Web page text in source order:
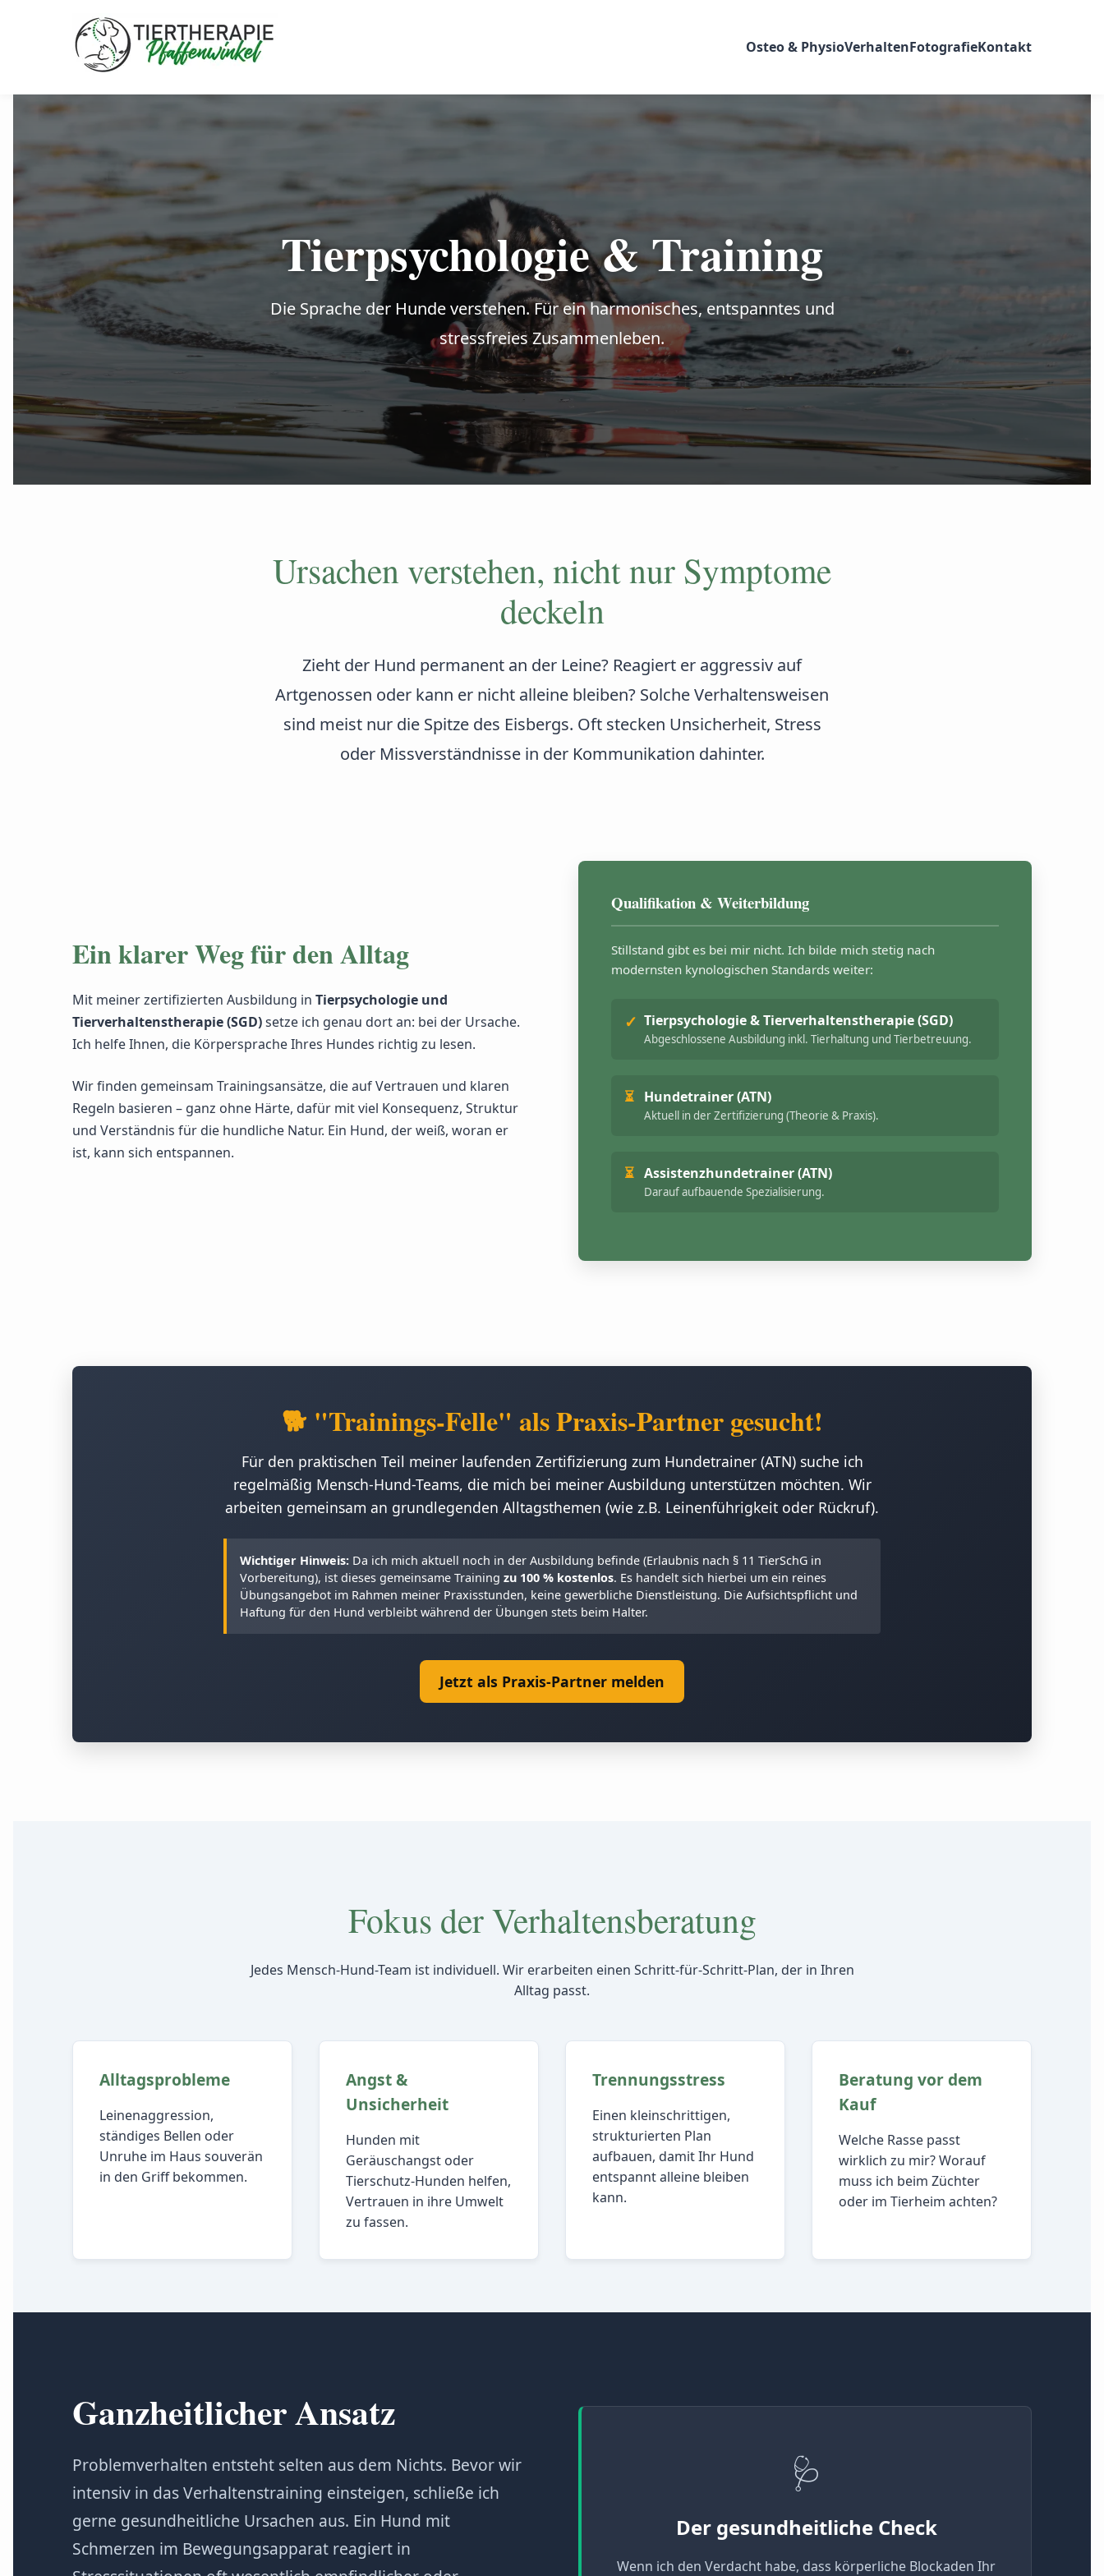
Osteo & PhysioVerhaltenFotografieKontakt
Tierpsychologie & Training
Die Sprache der Hunde verstehen. Für ein harmonisches, entspanntes und
stressfreies Zusammenleben.
Ursachen verstehen, nicht nur Symptome
deckeln
Zieht der Hund permanent an der Leine? Reagiert er aggressiv auf
Artgenossen oder kann er nicht alleine bleiben? Solche Verhaltensweisen
sind meist nur die Spitze des Eisbergs. Oft stecken Unsicherheit, Stress
oder Missverständnisse in der Kommunikation dahinter.
Ein klarer Weg für den Alltag
Mit meiner zertifizierten Ausbildung in Tierpsychologie und
Tierverhaltenstherapie (SGD)setze ich genau dort an: bei der Ursache.
Ich helfe Ihnen, die Körpersprache Ihres Hundes richtig zu lesen.
Wir finden gemeinsam Trainingsansätze, die auf Vertrauen und klaren
Regeln basieren – ganz ohne Härte, dafür mit viel Konsequenz, Struktur
und Verständnis für die hundliche Natur. Ein Hund, der weiß, woran er
ist, kann sich entspannen.
Qualifikation & Weiterbildung
Stillstand gibt es bei mir nicht. Ich bilde mich stetig nach
modernsten kynologischen Standards weiter:
Tierpsychologie & Tierverhaltenstherapie (SGD)
Abgeschlossene Ausbildung inkl. Tierhaltung und Tierbetreuung.
Hundetrainer (ATN)
Aktuell in der Zertifizierung (Theorie & Praxis).
Assistenzhundetrainer (ATN)
Darauf aufbauende Spezialisierung.
🐕 "Trainings-Felle" als Praxis-Partner gesucht!
Für den praktischen Teil meiner laufenden Zertifizierung zum Hundetrainer (ATN) suche ich
regelmäßig Mensch-Hund-Teams, die mich bei meiner Ausbildung unterstützen möchten. Wir
arbeiten gemeinsam an grundlegenden Alltagsthemen (wie z.B. Leinenführigkeit oder Rückruf).
Wichtiger Hinweis: Da ich mich aktuell noch in der Ausbildung befinde (Erlaubnis nach § 11 TierSchG in
Vorbereitung), ist dieses gemeinsame Training zu 100 % kostenlos. Es handelt sich hierbei um ein reines
Übungsangebot im Rahmen meiner Praxisstunden, keine gewerbliche Dienstleistung. Die Aufsichtspflicht und
Haftung für den Hund verbleibt während der Übungen stets beim Halter.
Jetzt als Praxis-Partner melden
Fokus der Verhaltensberatung
Jedes Mensch-Hund-Team ist individuell. Wir erarbeiten einen Schritt-für-Schritt-Plan, der in Ihren
Alltag passt.
Alltagsprobleme
Leinenaggression,
ständiges Bellen oder
Unruhe im Haus souverän
in den Griff bekommen.
Angst &
Unsicherheit
Hunden mit
Geräuschangst oder
Tierschutz-Hunden helfen,
Vertrauen in ihre Umwelt
zu fassen.
Trennungsstress
Einen kleinschrittigen,
strukturierten Plan
aufbauen, damit Ihr Hund
entspannt alleine bleiben
kann.
Beratung vor dem
Kauf
Welche Rasse passt
wirklich zu mir? Worauf
muss ich beim Züchter
oder im Tierheim achten?
Ganzheitlicher Ansatz
Problemverhalten entsteht selten aus dem Nichts. Bevor wir
intensiv in das Verhaltenstraining einsteigen, schließe ich
gerne gesundheitliche Ursachen aus. Ein Hund mit
Schmerzen im Bewegungsapparat reagiert in
🩺
Der gesundheitliche Check
Wenn ich den Verdacht habe, dass körperliche Blockaden Ihr